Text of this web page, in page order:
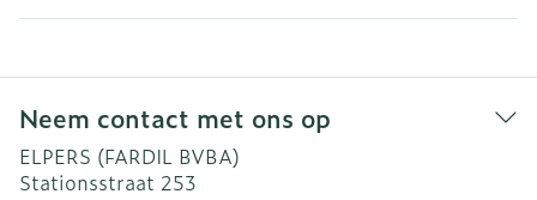
Neem contact met ons op
ELPERS (FARDIL BVBA)
Stationsstraat 253